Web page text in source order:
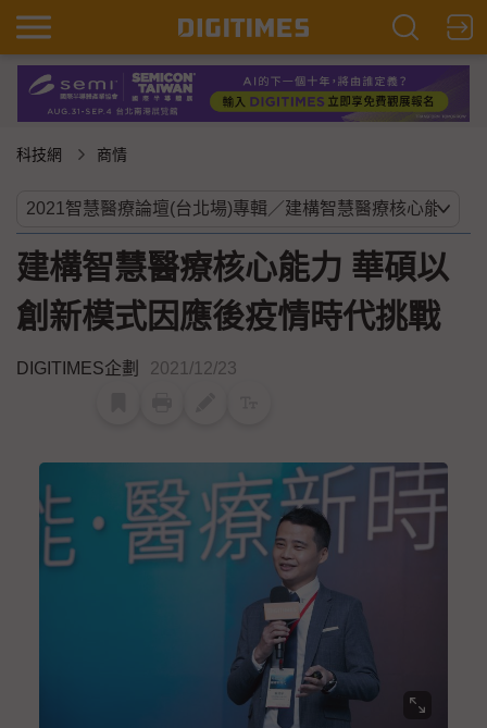
科技網 商情
建構智慧醫療核心能力 華碩以
創新模式因應後疫情時代挑戰
DIGITIMES企劃 2021/12/23